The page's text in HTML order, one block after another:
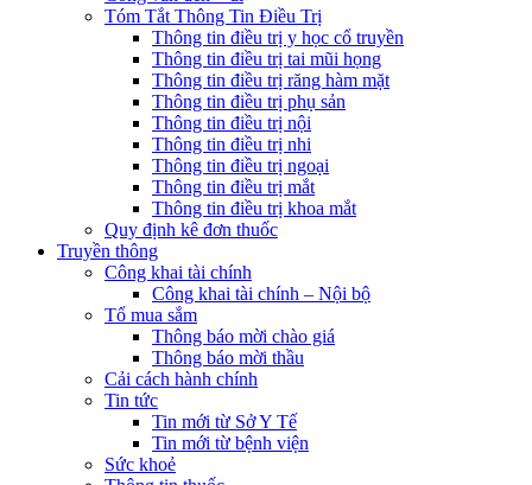
Tóm Tắt Thông Tin Điều Trị
Thông tin điều trị y học cổ truyền
Thông tin điều trị tai mũi họng
Thông tin điều trị răng hàm mặt
Thông tin điều trị phụ sản
Thông tin điều trị nội
Thông tin điều trị nhi
Thông tin điều trị ngoại
Thông tin điều trị mắt
Thông tin điều trị khoa mắt
Quy định kê đơn thuốc
Truyền thông
Công khai tài chính
Công khai tài chính – Nội bộ
Tổ mua sắm
Thông báo mời chào giá
Thông báo mời thầu
Cải cách hành chính
Tin tức
Tin mới từ Sở Y Tế
Tin mới từ bệnh viện
Sức khoẻ